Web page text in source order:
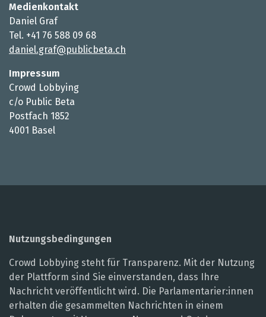
Medienkontakt
Daniel Graf
Tel. +41 76 588 09 68
daniel.graf@publicbeta.ch
Impressum
Crowd Lobbying
c/o Public Beta
Postfach 1852
4001 Basel
Nutzungsbedingungen
Crowd Lobbying steht für Transparenz. Mit der Nutzung
der Plattform sind Sie einverstanden, dass Ihre
Nachricht veröffentlicht wird. Die Parlamentarier:innen
erhalten die gesammelten Nachrichten in einem